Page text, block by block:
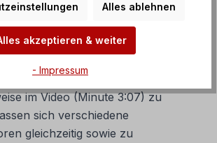
ansteuern?
hat neben vielen
Wie auf dem Bild
im Video (Minute 3:07) zu
sich verschiedene
gleichzeitig sowie zu
Alles ablehnen
akzeptieren & weiter
- Impressum